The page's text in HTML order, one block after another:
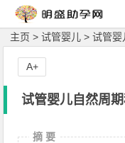
主页 >试管婴儿 > 试管婴
试管婴儿自然周
摘 要
A+